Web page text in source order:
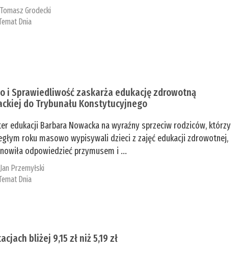
Tomasz Grodecki
Dnia
i Sprawiedliwość zaskarża edukację zdrowotną
do Trybunału Konstytucyjnego
edukacji Barbara Nowacka na wyraźny sprzeciw rodziców, którzy
roku masowo wypisywali dzieci z zajęć edukacji zdrowotnej,
odpowiedzieć przymusem i ...
Jan Przemyłski
Dnia
bliżej 9,15 zł niż 5,19 zł